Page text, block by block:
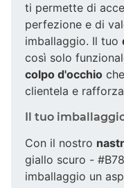
ti permette di
perfezione e di
imballaggio. Il tuo
così solo
colpo d'occhio
clientela e
Il tuo
Con il nostro
giallo scuro -
imballaggio un